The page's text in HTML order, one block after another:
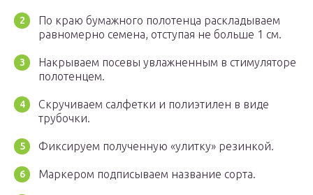
По краю бумажного полотенца раскладываем
равномерно семена, отступая не больше 1 см.
Накрываем посевы увлажненным в стимуляторе
полотенцем.
Скручиваем салфетки и полиэтилен в виде
трубочки.
Фиксируем полученную «улитку» резинкой.
Маркером подписываем название сорта.